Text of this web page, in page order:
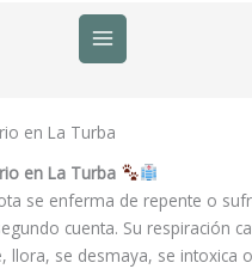
en La Turba
en La Turba
se enferma de repente o
cuenta. Su respiración
llora, se desmaya, se intoxica o